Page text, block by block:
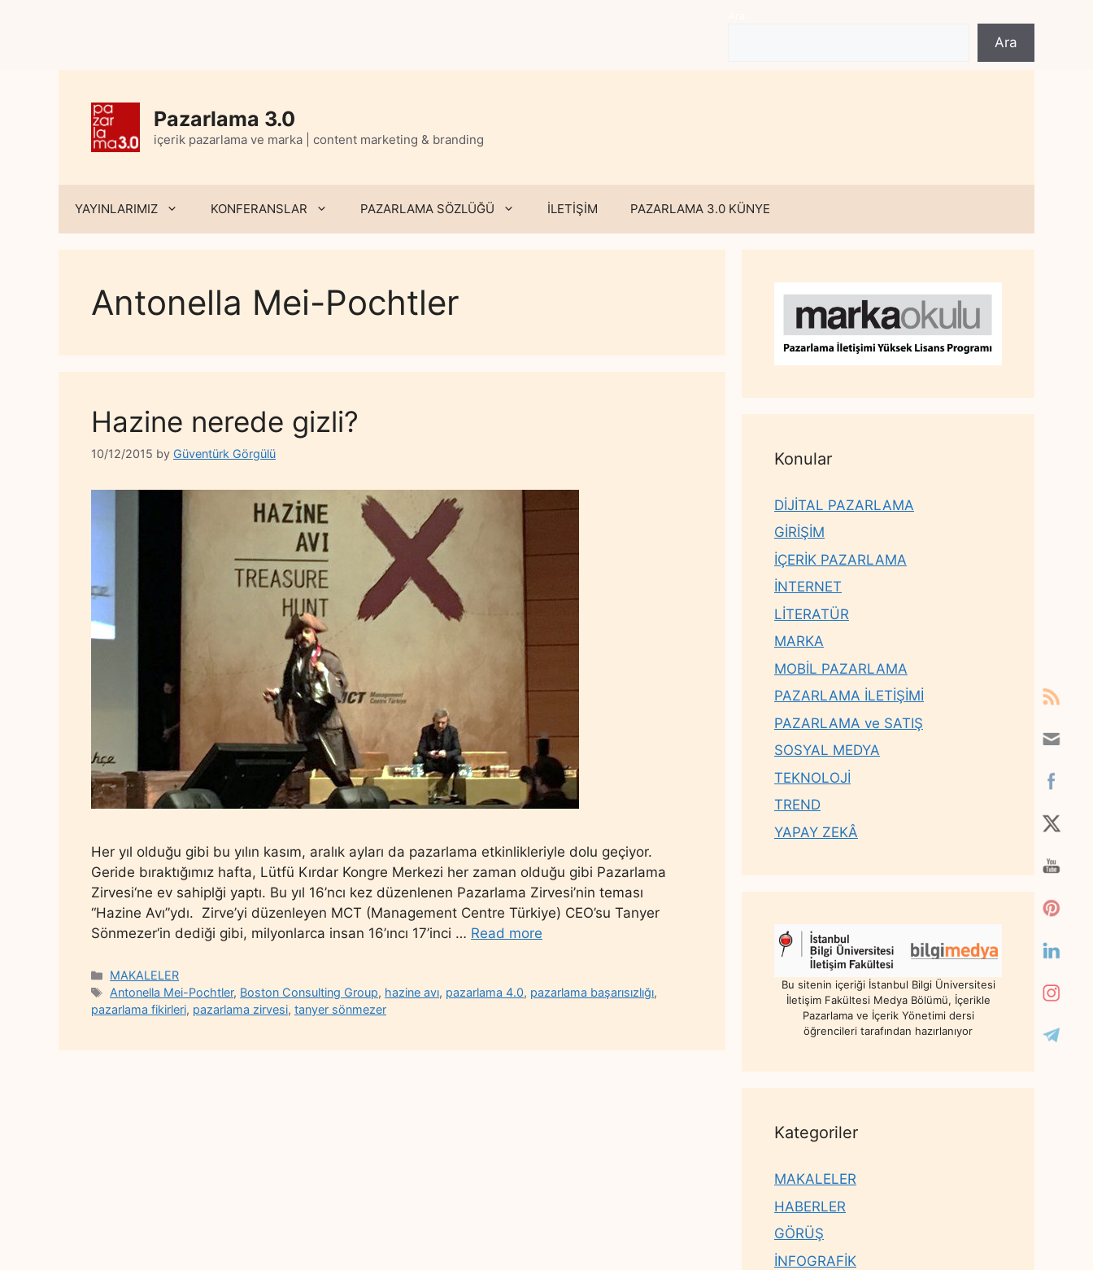
Ara
Pazarlama 3.0
içerik pazarlama ve marka | content marketing & branding
YAYINLARIMIZ KONFERANSLAR PAZARLAMA SÖZLÜĞÜ İLETİŞİM PAZARLAMA 3.0 KÜNYE
Antonella Mei-Pochtler
Hazine nerede gizli?
10/12/2015 by Güventürk Görgülü
Her yıl olduğu gibi bu yılın kasım, aralık ayları da pazarlama etkinlikleriyle dolu geçiyor.
Geride bıraktığımız hafta, Lütfü Kırdar Kongre Merkezi her zaman olduğu gibi Pazarlama
Zirvesi‘ne ev sahiplği yaptı. Bu yıl 16’ncı kez düzenlenen Pazarlama Zirvesi’nin teması
“Hazine Avı”ydı. Zirve’yi düzenleyen MCT (Management Centre Türkiye) CEO’su Tanyer
Sönmezer‘in dediği gibi, milyonlarca insan 16’ıncı 17’inci … Read more
Categories
MAKALELER
Tags
Antonella Mei-Pochtler, Boston Consulting Group, hazine avı, pazarlama 4.0, pazarlama başarısızlığı,
pazarlama fikirleri, pazarlama zirvesi, tanyer sönmezer
Konular
DİJİTAL PAZARLAMA
GİRİŞİM
İÇERİK PAZARLAMA
İNTERNET
LİTERATÜR
MARKA
MOBİL PAZARLAMA
PAZARLAMA İLETİŞİMİ
PAZARLAMA ve SATIŞ
SOSYAL MEDYA
TEKNOLOJİ
TREND
YAPAY ZEKÂ
Bu sitenin içeriği İstanbul Bilgi Üniversitesi
İletişim Fakültesi Medya Bölümü, İçerikle
Pazarlama ve İçerik Yönetimi dersi
öğrencileri tarafından hazırlanıyor
Kategoriler
MAKALELER
HABERLER
GÖRÜŞ
İNFOGRAFİK